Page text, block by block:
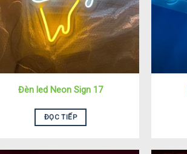
Đèn led Neon Sign 17
ĐỌC TIẾP